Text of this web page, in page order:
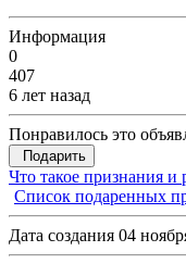
Информация
0
407
6 лет назад
Понравилось это
Подарить
Что такое признания и
Список подаренных
Дата создания 04